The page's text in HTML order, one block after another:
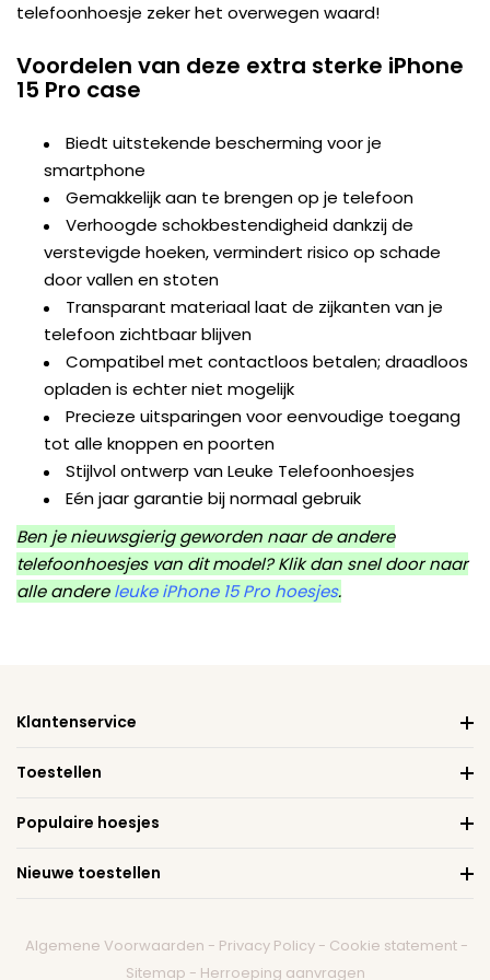
telefoonhoesje zeker het overwegen waard!
Voordelen van deze extra sterke iPhone
15 Pro case
Biedt uitstekende bescherming voor je
smartphone
Gemakkelijk aan te brengen op je telefoon
Verhoogde schokbestendigheid dankzij de
verstevigde hoeken, vermindert risico op schade
door vallen en stoten
Transparant materiaal laat de zijkanten van je
telefoon zichtbaar blijven
Compatibel met contactloos betalen; draadloos
opladen is echter niet mogelijk
Precieze uitsparingen voor eenvoudige toegang
tot alle knoppen en poorten
Stijlvol ontwerp van Leuke Telefoonhoesjes
Eén jaar garantie bij normaal gebruik
Ben je nieuwsgierig geworden naar de andere
telefoonhoesjes van dit model? Klik dan snel door naar
alle andereleuke iPhone 15 Pro hoesjes.
Klantenservice
Toestellen
Populaire hoesjes
Nieuwe toestellen
Algemene Voorwaarden - Privacy Policy - Cookie statement -
Sitemap - Herroeping aanvragen